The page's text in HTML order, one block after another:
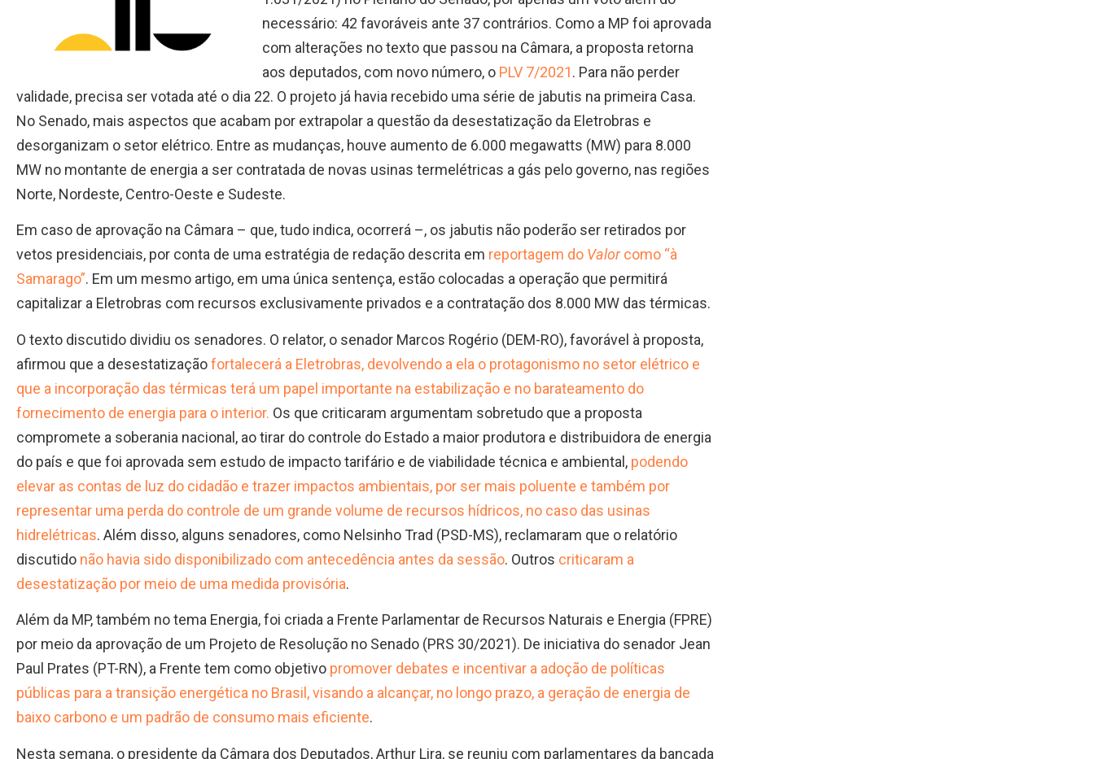
necessário: 42 favoráveis ante 37 contrários. Como a MP foi aprovada
com alterações no texto que passou na Câmara, a proposta retorna
aos deputados, com novo número, o PLV 7/2021. Para não perder
validade, precisa ser votada até o dia 22. O projeto já havia recebido uma série de jabutis na primeira Casa.
No Senado, mais aspectos que acabam por extrapolar a questão da desestatização da Eletrobras e
desorganizam o setor elétrico. Entre as mudanças, houve aumento de 6.000 megawatts (MW) para 8.000
MW no montante de energia a ser contratada de novas usinas termelétricas a gás pelo governo, nas regiões
Norte, Nordeste, Centro-Oeste e Sudeste.
Em caso de aprovação na Câmara – que, tudo indica, ocorrerá –, os jabutis não poderão ser retirados por
vetos presidenciais, por conta de uma estratégia de redação descrita em reportagem do Valorcomo “à
Samarago”. Em um mesmo artigo, em uma única sentença, estão colocadas a operação que permitirá
capitalizar a Eletrobras com recursos exclusivamente privados e a contratação dos 8.000 MW das térmicas.
O texto discutido dividiu os senadores. O relator, o senador Marcos Rogério (DEM-RO), favorável à proposta,
afirmou que a desestatizaçãofortalecerá a Eletrobras, devolvendo a ela o protagonismo no setor elétrico e
que a incorporação das térmicas terá um papel importante na estabilização e no barateamento do
fornecimento de energia para o interior. Os que criticaram argumentam sobretudo que a proposta
compromete a soberania nacional, ao tirar do controle do Estado a maior produtora e distribuidora de energia
do país e que foi aprovada sem estudo de impacto tarifário e de viabilidade técnica e ambiental, podendo
elevar as contas de luz do cidadão e trazer impactos ambientais, por ser mais poluente e também por
representar uma perda do controle de um grande volume de recursos hídricos, no caso das usinas
hidrelétricas. Além disso, alguns senadores, como Nelsinho Trad (PSD-MS), reclamaram que o relatório
discutido não havia sido disponibilizado com antecedência antes da sessão. Outros criticaram a
desestatização por meio de uma medida provisória.
Além da MP, também no tema Energia, foi criada a Frente Parlamentar de Recursos Naturais e Energia (FPRE)
por meio da aprovação de um Projeto de Resolução no Senado (PRS 30/2021). De iniciativa do senador Jean
Paul Prates (PT-RN), a Frente tem como objetivo promover debates e incentivar a adoção de políticas
públicas para a transição energética no Brasil, visando a alcançar, no longo prazo, a geração de energia de
baixo carbono e um padrão de consumo mais eficiente.
Nesta semana, o presidente da Câmara dos Deputados, Arthur Lira, se reuniu com parlamentares da bancada